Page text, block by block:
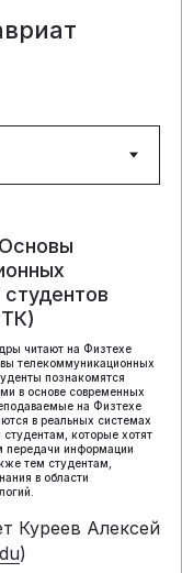
читают на Физтехе
телекоммуникационных
познакомятся
в основе современных
на Физтехе
в реальных системах
которые хотят
передачи информации
тем студентам,
в области
Куреев Алексей
)